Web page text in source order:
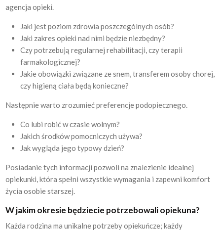
agencja opieki.
Jaki jest poziom zdrowia poszczególnych osób?
Jaki zakres opieki nad nimi będzie niezbędny?
Czy potrzebują regularnej rehabilitacji, czy terapii
farmakologicznej?
Jakie obowiązki związane ze snem, transferem osoby chorej,
czy higieną ciała będą konieczne?
Następnie warto zrozumieć preferencje podopiecznego.
Co lubi robić w czasie wolnym?
Jakich środków pomocniczych używa?
Jak wygląda jego typowy dzień?
Posiadanie tych informacji pozwoli na znalezienie idealnej
opiekunki, która spełni wszystkie wymagania i zapewni komfort
życia osobie starszej.
W jakim okresie będziecie potrzebowali opiekuna?
Każda rodzina ma unikalne potrzeby opiekuńcze; każdy